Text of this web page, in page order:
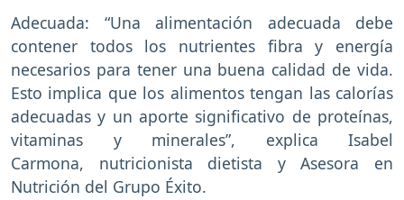
Adecuada: “Una alimentación adecuada debe
contener todos los nutrientes fibra y energía
necesarios para tener una buena calidad de vida.
Esto implica que los alimentos tengan las calorías
adecuadas y un aporte significativo de proteínas,
vitaminas y minerales”, explica Isabel
Carmona, nutricionista dietista y Asesora en
Nutrición del Grupo Éxito.